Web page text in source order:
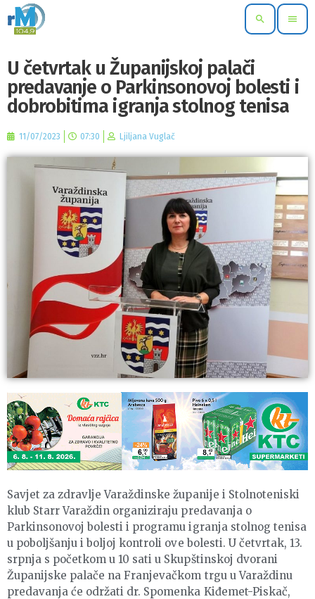
search menu
U četvrtak u Županijskoj palači
predavanje o Parkinsonovoj bolesti i
dobrobitima igranja stolnog tenisa
11/07/2023 07:30 Ljiljana Vuglač
Savjet za zdravlje Varaždinske županije i Stolnoteniski
klub Starr Varaždin organiziraju predavanja o
Parkinsonovoj bolesti i programu igranja stolnog tenisa
u poboljšanju i boljoj kontroli ove bolesti. U četvrtak, 13.
srpnja s početkom u 10 sati u Skupštinskoj dvorani
Županijske palače na Franjevačkom trgu u Varaždinu
predavanja će održati dr. Spomenka Kiđemet-Piskač,